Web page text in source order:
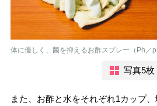
体に優しく、菌を抑えるお酢スプレー（Ph／
写真5枚
また、お酢と水をそれぞれ1カップ